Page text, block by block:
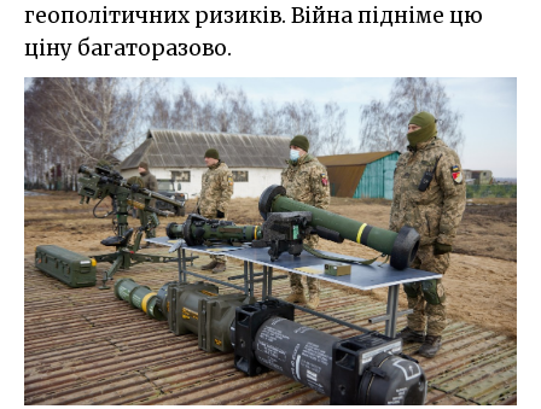
геополітичних ризиків. Війна підніме цю
ціну багаторазово.